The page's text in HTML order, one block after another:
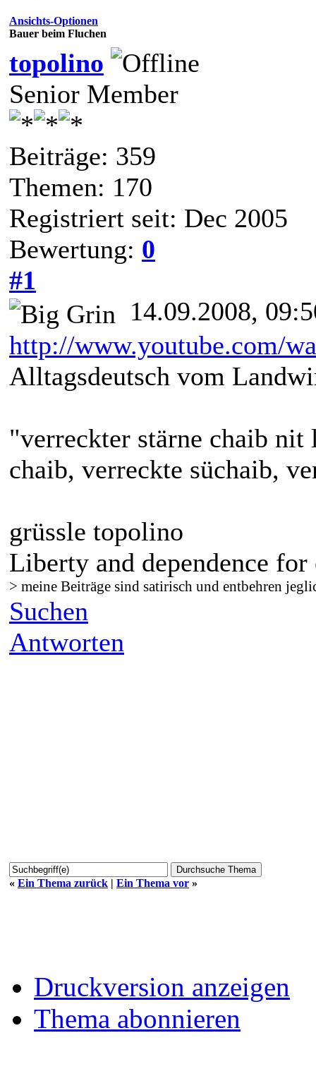
Ansichts-Optionen
Bauer beim Fluchen
topolino
Senior Member
Beiträge: 359
Themen: 170
Registriert seit: Dec 2005
Bewertung: 0
#1
14.09.2008,
http://www.youtube.com/
Alltagsdeutsch vom
"verreckter stärne chaib nit
chaib, verreckte süchaib,
grüssle topolino
Liberty and dependence for
> meine Beiträge sind satirisch und entbehren
Suchen
Antworten
« Ein Thema zurück | Ein Thema vor »
Druckversion anzeigen
Thema abonnieren